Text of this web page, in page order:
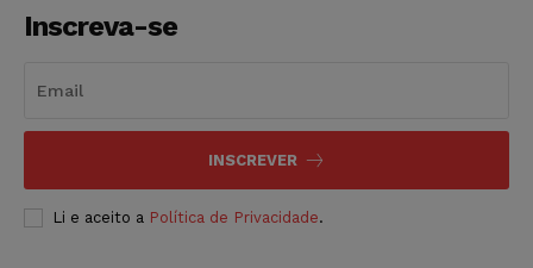
Inscreva-se
INSCREVER
Li e aceito a Política de Privacidade.